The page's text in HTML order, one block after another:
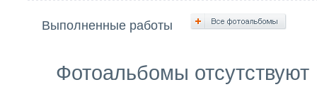
Выполненные работы
Фотоальбомы отсутствуют